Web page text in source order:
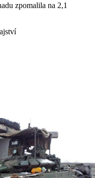
zpomalila na 2,1